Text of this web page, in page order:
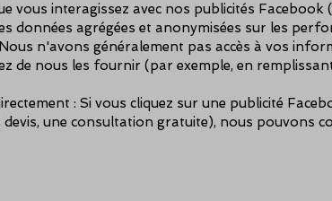
vous interagissez avec nos publicités Facebook
données agrégées et anonymisées sur les
n'avons généralement pas accès à vos
de nous les fournir (par exemple, en
: Si vous cliquez sur une publicité
une consultation gratuite), nous pouvons